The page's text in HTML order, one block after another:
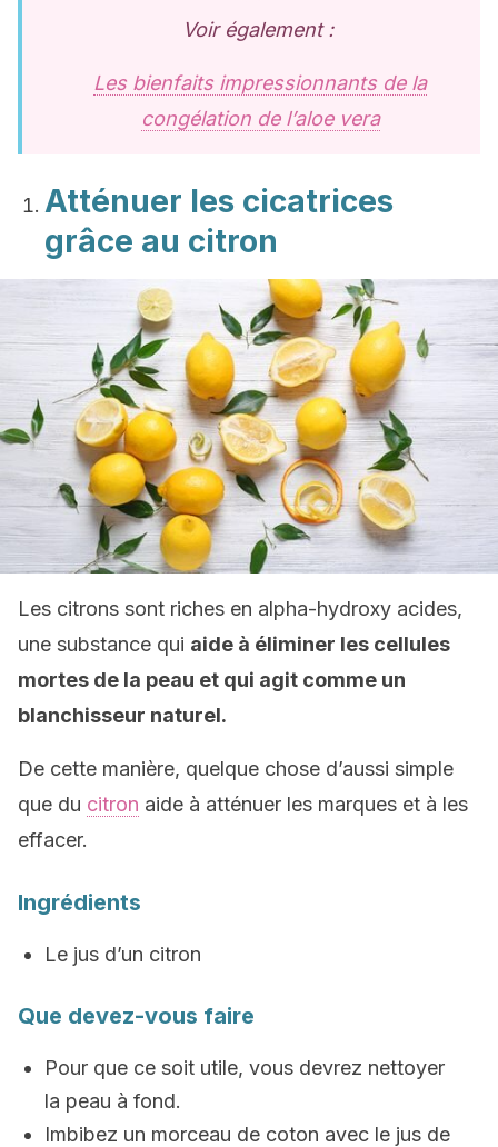
Voir également :
Les bienfaits impressionnants de la
congélation de l’aloe vera
Atténuer les cicatrices
grâce au citron
Les citrons sont riches en alpha-hydroxy acides,
une substance qui aide à éliminer les cellules
mortes de la peau et qui agit comme un
blanchisseur naturel.
De cette manière, quelque chose d’aussi simple
que du citron aide à atténuer les marques et à les
effacer.
Ingrédients
Le jus d’un citron
Que devez-vous faire
Pour que ce soit utile, vous devrez nettoyer
la peau à fond.
Imbibez un morceau de coton avec le jus de